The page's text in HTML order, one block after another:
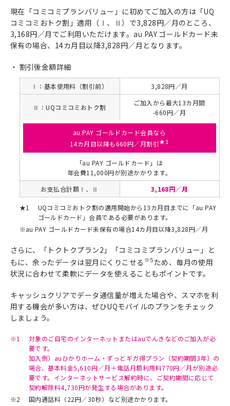
現在「コミコミプランバリュー」に初めてご加入の方は「UQ
コミコミおトク割」適用（Ⅰ、Ⅱ）で3,828円／月のところ、
3,168円／月でご利用いただけます。au PAY ゴールドカード未
保有の場合、14カ月目以降3,828円／月となります。
割引後金額詳細
Ⅰ：基本使用料（割引前） 3,828円／月
Ⅱ：UQコミコミおトク割
ご加入から最大13カ月間
-660円／月
au PAY ゴールドカード会員なら
14カ月目以降も660円／月割引★1
「au PAY ゴールドカード」は
年会費11,000円が別途かかります。
お支払合計額Ⅰ、Ⅱ
3,168円／月
★1
UQコミコミおトク割の適用開始から13カ月目までに「au PAY
ゴールドカード」会員である必要があります。
※au PAY ゴールドカード未保有の場合14カ月目以降3,828円／月
さらに、「トクトクプラン2」「コミコミプランバリュー」と
もに、余ったデータは翌月にくりこせる ※5ため、毎月の使用
状況に合わせて柔軟にデータを使えることもポイントです。
キャッシュクリアでデータ通信量が増えた場合や、スマホを利
用する機会が多い方は、ぜひUQモバイルのプランをチェック
しましょう。
※1
対象のご自宅のインターネットまたはauでんきなどのご加入が必
要です。
加入例）auひかりホーム・ずっとギガ得プラン（契約期間3年）の
場合、基本料金5,610円／月＋電話月額利用料770円／月が別途必
要です。インターネットサービス解約時に、ご契約期間に応じて
契約解除料4,730円が発生する場合があります。
※2
国内通話料（22円／30秒）など別途かかります。